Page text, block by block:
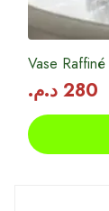
Vase
280 د.م.